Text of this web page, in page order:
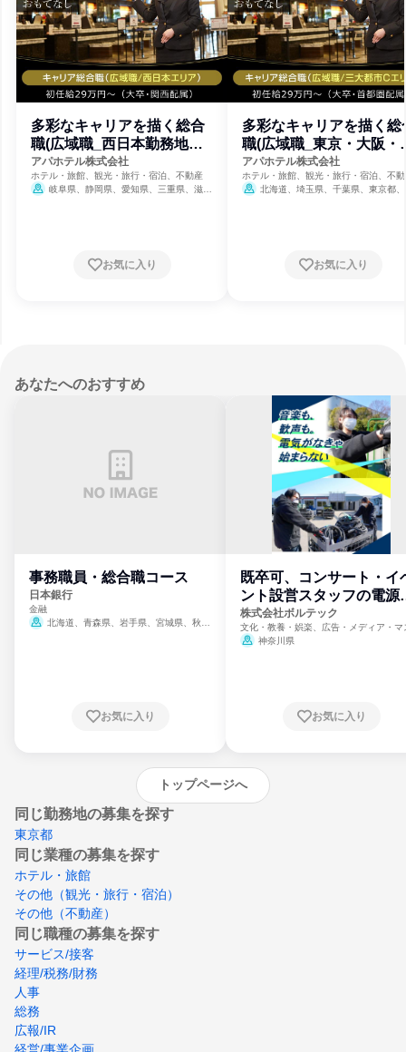
多彩なキャリアを描く総合
職(広域職_西日本勤務地エ
リア)
アパホテル株式会社
ホテル・旅館、観光・旅行・宿泊、不動産
岐阜県、静岡県、愛知県、三重県、滋賀
お気に入り
多彩なキャリアを描く総
職(広域職_東京・大阪・
海道近郊)
アパホテル株式会社
ホテル・旅館、観光・旅行・宿泊、不
北海道、埼玉県、千葉県、東京都
お気に入り
あなたへのおすすめ
事務職員・総合職コース
日本銀行
金融
北海道、青森県、岩手県、宮城県、秋田
崎県、熊本県、大分県、宮崎県、鹿児島県、
お気に入り
既卒可、コンサート・イ
ント設営スタッフの電源
門
株式会社ボルテック
文化・教養・娯楽、広告・メディア・マ
ミ、電力・ガス・水道・エネルギー
神奈川県
お気に入り
トップページへ
同じ勤務地の募集を探す
東京都
同じ業種の募集を探す
ホテル・旅館
その他（観光・旅行・宿泊）
その他（不動産）
同じ職種の募集を探す
サービス/接客
経理/税務/財務
人事
総務
広報/IR
経営/事業企画